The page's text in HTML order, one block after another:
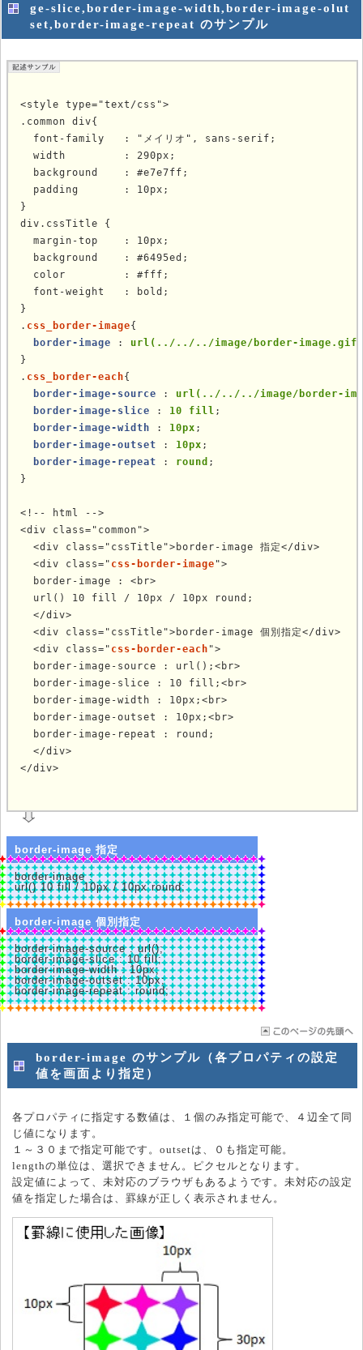
ge-slice,border-image-width,border-image-olut
set,border-image-repeat のサンプル
<style type="text/css">
.common div{
  font-family   : "メイリオ", sans-serif;
  width         : 290px;
  background    : #e7e7ff;
  padding       : 10px;
}
div.cssTitle {
  margin-top    : 10px;
  background    : #6495ed;
  color         : #fff;
  font-weight   : bold;
}
. css_border-image{
border-image : url(../../../image/border-
}
. css_border-each{
border-image-source : url(../../../image/border-
border-image-slice : 10 fill ;
border-image-width : 10px ;
border-image-outset : 10px ;
border-image-repeat : round ;
}
<!-- html -->
<div class="common">
  <div class="cssTitle">border-image 指定</div>
  <div class="
css-border-image ">
  border-image : <br>
  url() 10 fill / 10px / 10px round;
  </div>
  <div class="cssTitle">border-image 個別指定</div>
  <div class="
css-border-each ">
  border-image-source : url();<br>
  border-image-slice : 10 fill;<br>
  border-image-width : 10px;<br>
  border-image-outset : 10px;<br>
  border-image-repeat : round;
  </div>
</div>
border-image 指定
border-image :
url() 10 fill / 10px / 10px round;
border-image 個別指定
border-image-source : url();
border-image-slice : 10 fill;
border-image-width : 10px;
border-image-outset : 10px;
border-image-repeat : round;
border-image のサンプル（各プロパティの設定
値を画面より指定）
各プロパティに指定する数値は、１個のみ指定可能で、４辺全て同
じ値になります。
１～３０まで指定可能です。outsetは、０も指定可能。
lengthの単位は、選択できません。ピクセルとなります。
設定値によって、未対応のブラウザもあるようです。未対応の設定
値を指定した場合は、罫線が正しく表示されません。